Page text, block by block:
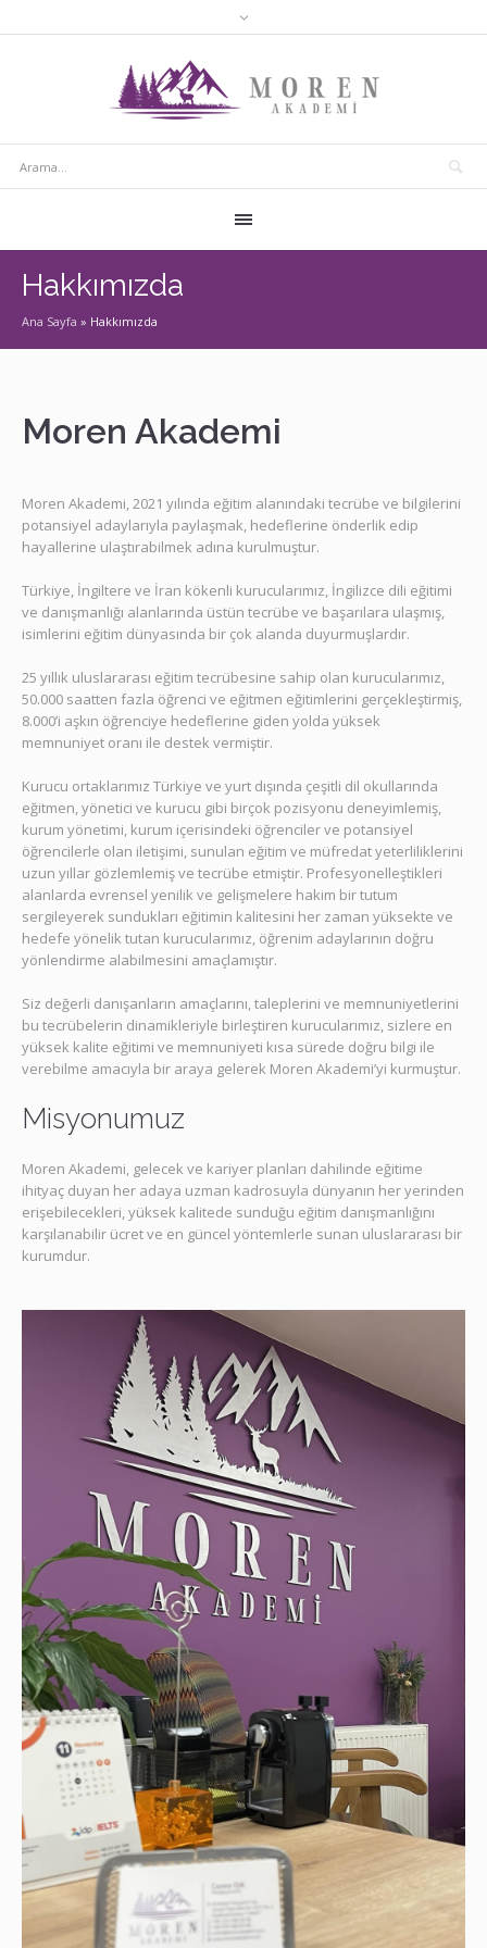
Hakkımızda
Ana Sayfa » Hakkımızda
Moren Akademi
Moren Akademi, 2021 yılında eğitim alanındaki tecrübe ve bilgilerini
potansiyel adaylarıyla paylaşmak, hedeflerine önderlik edip
hayallerine ulaştırabilmek adına kurulmuştur.
Türkiye, İngiltere ve İran kökenli kurucularımız, İngilizce dili eğitimi
ve danışmanlığı alanlarında üstün tecrübe ve başarılara ulaşmış,
isimlerini eğitim dünyasında bir çok alanda duyurmuşlardır.
25 yıllık uluslararası eğitim tecrübesine sahip olan kurucularımız,
50.000 saatten fazla öğrenci ve eğitmen eğitimlerini gerçekleştirmiş,
8.000’i aşkın öğrenciye hedeflerine giden yolda yüksek
memnuniyet oranı ile destek vermiştir.
Kurucu ortaklarımız Türkiye ve yurt dışında çeşitli dil okullarında
eğitmen, yönetici ve kurucu gibi birçok pozisyonu deneyimlemiş,
kurum yönetimi, kurum içerisindeki öğrenciler ve potansiyel
öğrencilerle olan iletişimi, sunulan eğitim ve müfredat yeterliliklerini
uzun yıllar gözlemlemiş ve tecrübe etmiştir. Profesyonelleştikleri
alanlarda evrensel yenilik ve gelişmelere hakim bir tutum
sergileyerek sundukları eğitimin kalitesini her zaman yüksekte ve
hedefe yönelik tutan kurucularımız, öğrenim adaylarının doğru
yönlendirme alabilmesini amaçlamıştır.
Siz değerli danışanların amaçlarını, taleplerini ve memnuniyetlerini
bu tecrübelerin dinamikleriyle birleştiren kurucularımız, sizlere en
yüksek kalite eğitimi ve memnuniyeti kısa sürede doğru bilgi ile
verebilme amacıyla bir araya gelerek Moren Akademi’yi kurmuştur.
Misyonumuz
Moren Akademi, gelecek ve kariyer planları dahilinde eğitime
ihityaç duyan her adaya uzman kadrosuyla dünyanın her yerinden
erişebilecekleri, yüksek kalitede sunduğu eğitim danışmanlığını
karşılanabilir ücret ve en güncel yöntemlerle sunan uluslararası bir
kurumdur.